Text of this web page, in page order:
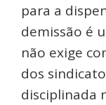
para a
demissão é
não exige
dos
disciplinada